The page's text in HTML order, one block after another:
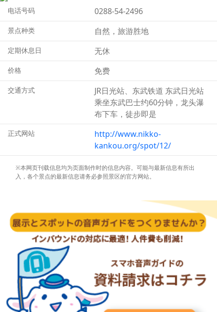
形似龙头，因此也就得名为龙头瀑布。龙头瀑布周围还被四
季植物所点缀。5月、6月盛开的红色紫色杜鹃花为瀑布增
添了靓丽的色彩，到了9月则有红叶与蓝天倒映水面的明艳
对比。修设于瀑布正面的“观瀑台”也是一处绝佳的摄影点。
电话号码 0288-54-2496
景点种类 自然，旅游胜地
定期休息日 无休
价格 免费
交通方式
JR日光站、东武铁道 东武日光站
乘坐东武巴士约60分钟，龙头瀑
布下车，徒步即是
正式网站
http://www.nikko-
kankou.org/spot/12/
※本网页刊载信息均为页面制作时的信息内容。可能与最新信息有所出
入，各个景点的最新信息请务必参照景区的官方网站。